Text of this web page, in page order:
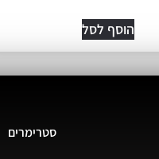
הוסף לסל
סטרימרים